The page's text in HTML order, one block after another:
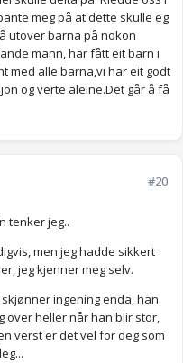
meg på at dette skulle eg
utover barna på nokon
mann, har fått eit barn i
med alle barna,vi har eit godt
og verte aleine.Det går å få
#20
tenker jeg..
men jeg hadde sikkert
jeg kjenner meg selv.
ingening enda, han
over heller når han blir stor,
verst er det vel for deg som